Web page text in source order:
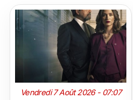
Vendredi 7 Août 2026 - 07:07